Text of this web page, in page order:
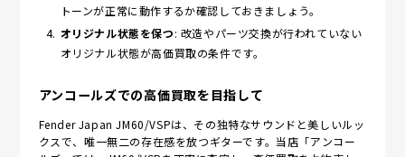
トーンが正常に動作するか確認しておきましょう。
オリジナル状態を保つ: 改造やパーツ交換が行われていない
オリジナル状態が高価買取の条件です。
アンコールズでの高価買取を目指して
Fender Japan JM60/VSPは、その独特なサウンドと美しいルッ
クスで、唯一無二の存在感を放つギターです。当店「アンコー